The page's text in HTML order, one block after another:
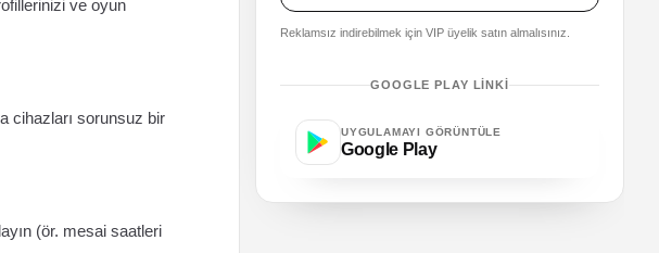
ve oyun
cihazları sorunsuz bir
(ör. mesai saatleri
Reklamsız indirebilmek için VIP üyelik satın almalısınız.
GOOGLE PLAY LINKI
UYGULAMAYI GÖRÜNTÜLE
Google Play